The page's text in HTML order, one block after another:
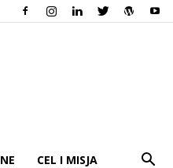
CEL I MISJA